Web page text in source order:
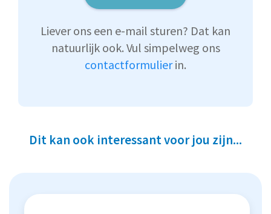
Liever ons een e-mail sturen? Dat kan
natuurlijk ook. Vul simpelweg ons
contactformulierin.
Dit kan ook interessant voor jou zijn...